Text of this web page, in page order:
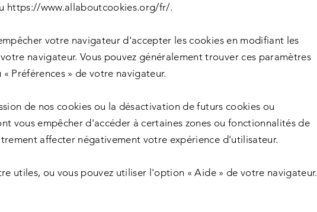
https://www.allaboutcookies.org/fr/.
votre navigateur d'accepter les cookies en modifiant les
navigateur. Vous pouvez généralement trouver ces paramètres
Préférences » de votre navigateur.
de nos cookies ou la désactivation de futurs cookies ou
vous empêcher d'accéder à certaines zones ou fonctionnalités de
affecter négativement votre expérience d'utilisateur.
utiles, ou vous pouvez utiliser l'option « Aide » de votre navigateur.